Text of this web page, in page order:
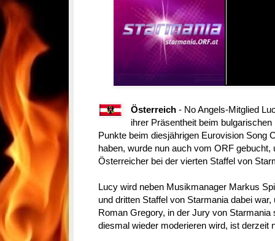
Österreich- No Angels-Mitglied
ihrer Präsentheit beim bulgarischen
Punkte beim diesjährigen Eurovision Song
haben, wurde nun auch vom ORF gebucht,
Österreicher bei der vierten Staffel von
Lucy wird neben Musikmanager Markus
und dritten Staffel von Starmania dabei
Roman Gregory, in der Jury von
diesmal wieder moderieren wird, ist derzeit